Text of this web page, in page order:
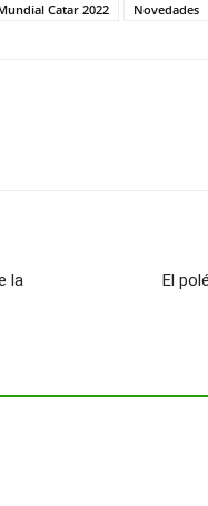
Catar 2022 Novedades
la
El